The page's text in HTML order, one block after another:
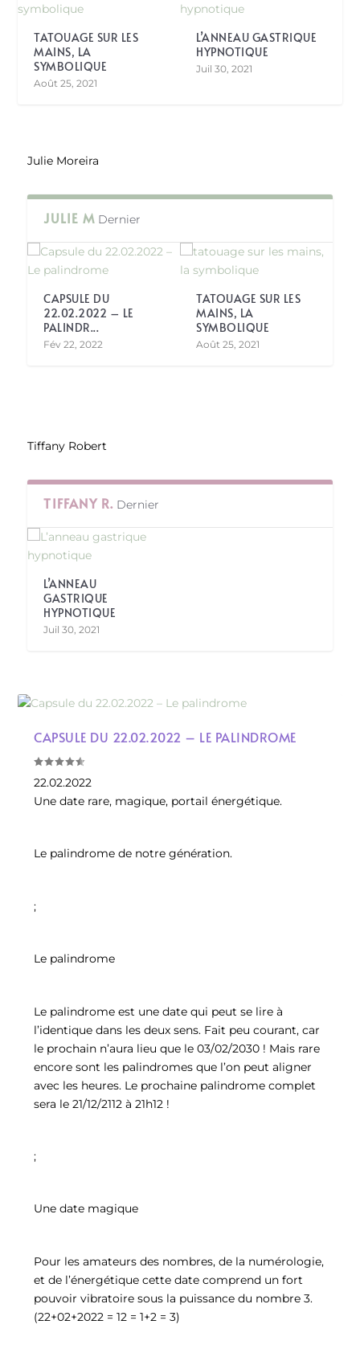
TATOUAGE SUR LES
MAINS, LA
SYMBOLIQUE
Août 25, 2021
L’ANNEAU GASTRIQUE
HYPNOTIQUE
Juil 30, 2021
Julie Moreira
JULIE M Dernier
CAPSULE DU
22.02.2022 – LE
PALINDR...
Fév 22, 2022
TATOUAGE SUR LES
MAINS, LA
SYMBOLIQUE
Août 25, 2021
Tiffany Robert
TIFFANY R. Dernier
L’ANNEAU
GASTRIQUE
HYPNOTIQUE
Juil 30, 2021
CAPSULE DU 22.02.2022 – LE PALINDROME
22.02.2022
Une date rare, magique, portail énergétique.
Le palindrome de notre génération.
;
Le palindrome
Le palindrome est une date qui peut se lire à
l’identique dans les deux sens. Fait peu courant, car
le prochain n’aura lieu que le 03/02/2030 ! Mais rare
encore sont les palindromes que l’on peut aligner
avec les heures. Le prochaine palindrome complet
sera le 21/12/2112 à 21h12 !
;
Une date magique
Pour les amateurs des nombres, de la numérologie,
et de l’énergétique cette date comprend un fort
pouvoir vibratoire sous la puissance du nombre 3.
(22+02+2022 = 12 = 1+2 = 3)